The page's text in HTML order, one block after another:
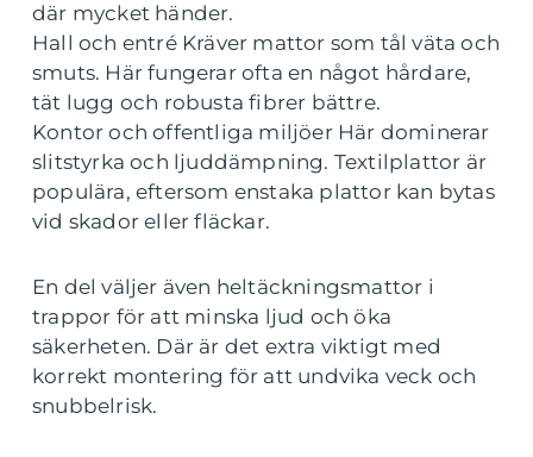
där mycket händer.
Hall och entré Kräver mattor som tål väta och
smuts. Här fungerar ofta en något hårdare,
tät lugg och robusta fibrer bättre.
Kontor och offentliga miljöer Här dominerar
slitstyrka och ljuddämpning. Textilplattor är
populära, eftersom enstaka plattor kan bytas
vid skador eller fläckar.
En del väljer även heltäckningsmattor i
trappor för att minska ljud och öka
säkerheten. Där är det extra viktigt med
korrekt montering för att undvika veck och
snubbelrisk.